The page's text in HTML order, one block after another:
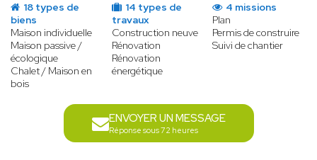
18 types de
biens
Maison individuelle
Maison passive /
écologique
Chalet / Maison en
bois
14 types de
travaux
Construction neuve
Rénovation
Rénovation
énergétique
4 missions
Plan
Permis de construire
Suivi de chantier
ENVOYER UN MESSAGE
Réponse sous 72 heures